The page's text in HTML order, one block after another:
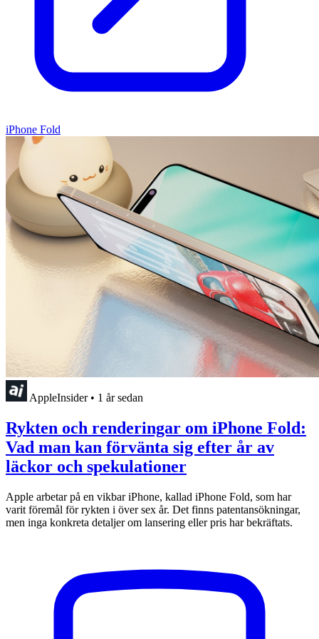
iPhone Fold
AppleInsider • 1 år sedan
Rykten och renderingar om iPhone Fold:
Vad man kan förvänta sig efter år av
läckor och spekulationer
Apple arbetar på en vikbar iPhone, kallad iPhone Fold, som har
varit föremål för rykten i över sex år. Det finns patentansökningar,
men inga konkreta detaljer om lansering eller pris har bekräftats.